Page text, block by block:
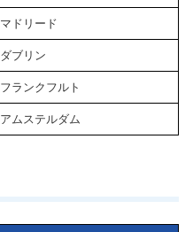
マドリード
ダブリン
フランクフルト
アムステルダム